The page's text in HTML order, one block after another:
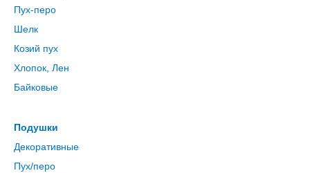
Пух-перо
Шелк
Козий пух
Хлопок, Лен
Байковые
Подушки
Декоративные
Пух/перо